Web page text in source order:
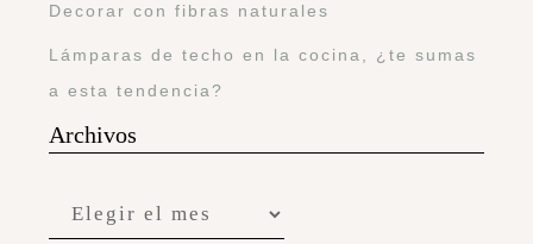
Decorar con fibras naturales
Lámparas de techo en la cocina, ¿te sumas
a esta tendencia?
Archivos